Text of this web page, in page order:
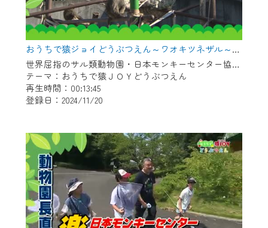
おうちで猿ジョイどうぶつえん～ワオキツネザル～（2024年10月16日初回放送）
世界屈指のサル類動物園・日本モンキーセンター協力の親子で学べる動物番組。
テーマ：おうちで猿ＪＯＹどうぶつえん
再生時間：00:13:45
登録日：2024/11/20